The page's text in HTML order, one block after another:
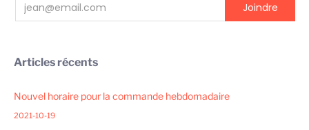
Articles récents
Nouvel horaire pour la commande hebdomadaire
2021-10-19